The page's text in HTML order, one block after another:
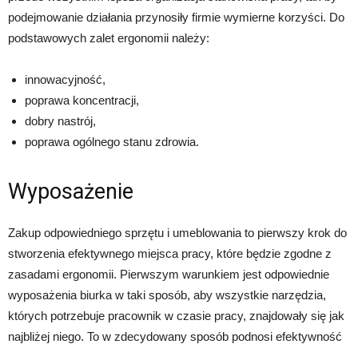
podejmowanie działania przynosiły firmie wymierne korzyści. Do
podstawowych zalet ergonomii należy:
innowacyjność,
poprawa koncentracji,
dobry nastrój,
poprawa ogólnego stanu zdrowia.
Wyposażenie
Zakup odpowiedniego sprzętu i umeblowania to pierwszy krok do
stworzenia efektywnego miejsca pracy, które będzie zgodne z
zasadami ergonomii. Pierwszym warunkiem jest odpowiednie
wyposażenia biurka w taki sposób, aby wszystkie narzędzia,
których potrzebuje pracownik w czasie pracy, znajdowały się jak
najbliżej niego. To w zdecydowany sposób podnosi efektywność